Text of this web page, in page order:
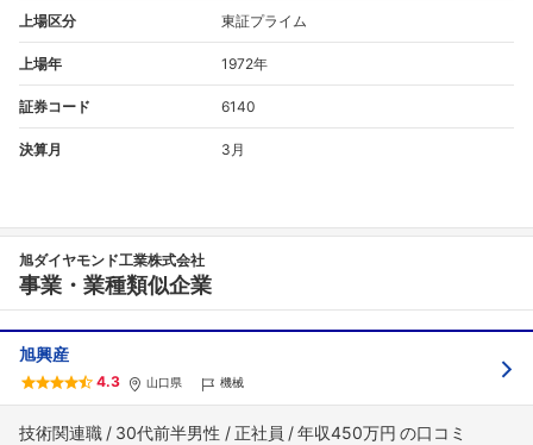
上場区分 東証プライム
上場年 1972年
証券コード 6140
決算月 3月
旭ダイヤモンド工業株式会社
事業・業種類似企業
旭興産
4.3 山口県 機械
技術関連職 30代前半男性 正社員 年収450万円